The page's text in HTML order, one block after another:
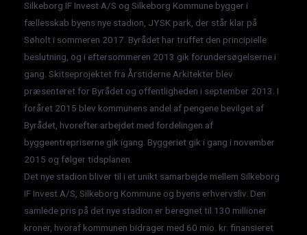
Silkeborg IF Invest A/S og Silkeborg Kommune bygger i
fællesskab byens nye stadion, JYSK park, der står klar på
Søholt i sommeren 2017. Byrådet har truffet den principielle
beslutning, og i eftersommeren 2013 gik forundersøgelserne i
gang. Skitseprojektet fra Årstiderne Arkitekter blev
præsenteret for Byrådet og offentligheden i september 2013. I
foråret 2015 blev kommunens andel af pengene bevilget af
Byrådet, hvorefter arbejdet med fordelingen af
byggeentrepriserne gik igang. Byggeriet gik i gang i november
2015 og følger tidsplanen.
Det nye stadion bliver til i et unikt samarbejde mellem Silkeborg
IF Invest A/S, Silkeborg Kommune og byens erhvervsliv. Den
samlede pris på det nye stadion er beregnet til 130 millioner
kroner, hvoraf kommunen bidrager med 60 mio. kr. finansieret